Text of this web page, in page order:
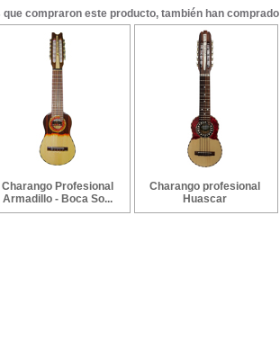
que compraron este producto, también han comprado
Charango Profesional
Armadillo - Boca So...
Charango profesional
Huascar